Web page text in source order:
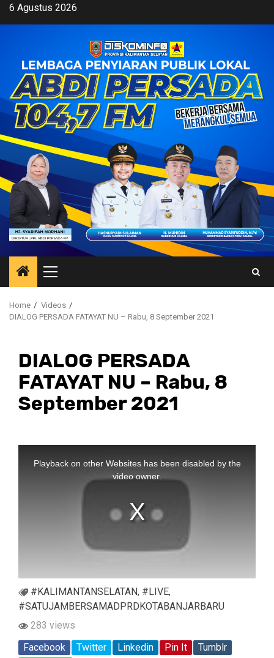
Skip6 Agustus 2026
Primary
Menu
Home
Videos
DIALOG PERSADA FATAYAT NU – Rabu, 8 September 2021
DIALOG PERSADA
FATAYAT NU – Rabu, 8
September 2021
#KALIMANTANSELATAN, #LIVE,
#SATUJAMBERSAMADPRDKOTABANJARBARU
283 views
Facebook
Twitter Linkedin Pin It
Tumblr